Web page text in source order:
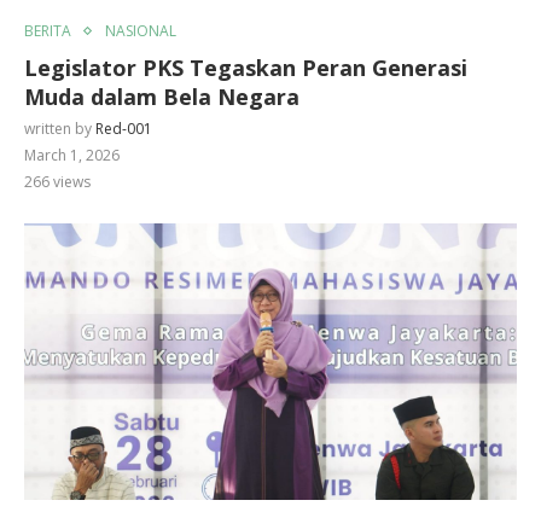
BERITA NASIONAL
Legislator PKS Tegaskan Peran Generasi
Muda dalam Bela Negara
written by Red-001
March 1, 2026
266views